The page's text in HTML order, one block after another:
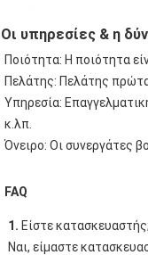
Οι υπηρεσίες & η
Ποιότητα: Η ποιότητα
Πελάτης: Πελάτης
Υπηρεσία:
κ.λπ.
Όνειρο: Οι συνεργάτες
FAQ
1. Είστε κατασκευαστής;
Ναι, είμαστε